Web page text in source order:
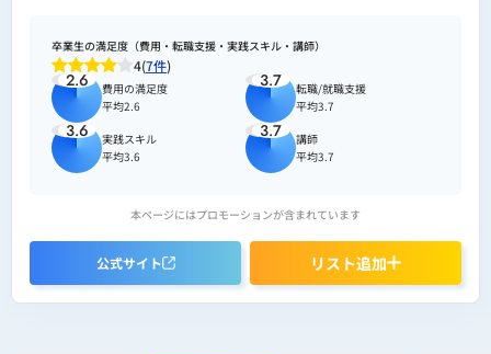
卒業生の満足度（費用・転職支援・実践スキル・講師）
4(7件)
2.6
費用の満足度
平均2.6
3.7
転職/就職支援
平均3.7
3.6
実践スキル
平均3.6
3.7
講師
平均3.7
本ページにはプロモーションが含まれています
公式サイト リスト追加